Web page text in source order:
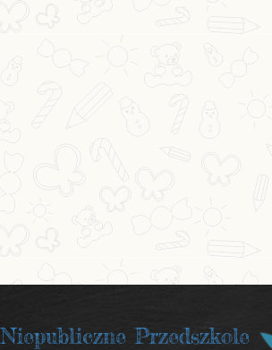
Niepubliczne Przedszkole